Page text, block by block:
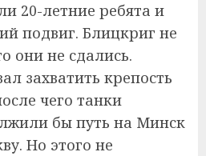
20-летние ребята и
подвиг. Блицкриг не
они не сдались.
захватить крепость
чего танки
бы путь на Минск
Но этого не